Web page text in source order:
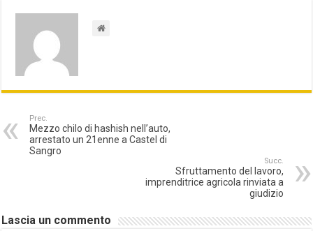
Prec.
Mezzo chilo di hashish nell’auto,
arrestato un 21enne a Castel di
Sangro
Succ.
Sfruttamento del lavoro,
imprenditrice agricola rinviata a
giudizio
Lascia un commento